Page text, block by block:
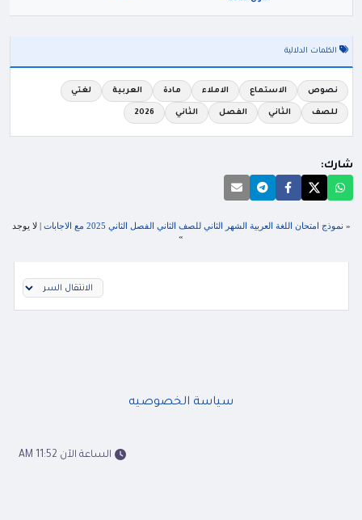
الكلمات الدلالية
نصوص الاستماع الاملاء مادة العربية لغتي
للصف الثاني الفصل الثاني 2026
شارك:
« نموذج امتحان اللغة العربية الشهر الثاني للصف الثاني الفصل الثاني 2025 مع الاجابات
| لا يوجد
»
سياسة الخصوصيه
الساعة الآن 11:52 AM